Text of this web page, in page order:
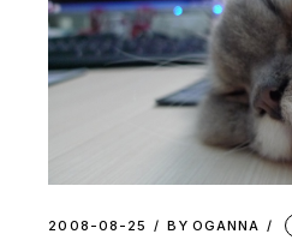
2008-08-25 BY OGANNA